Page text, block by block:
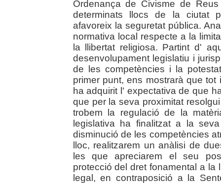
Ordenança de Civisme de
determinats llocs de la ciutat
afavoreix la seguretat pública.
normativa local respecte a la
la llibertat religiosa. Partint d'
desenvolupament legislatiu i
de les competències i la
primer punt, ens mostrarà que
ha adquirit l' expectativa de que
que per la seva proximitat
trobem la regulació de la
legislativa ha finalitzat a la
disminució de les competències
lloc, realitzarem un anàlisi de
les que apreciarem el seu
protecció del dret fonamental a la
legal, en contraposició a la